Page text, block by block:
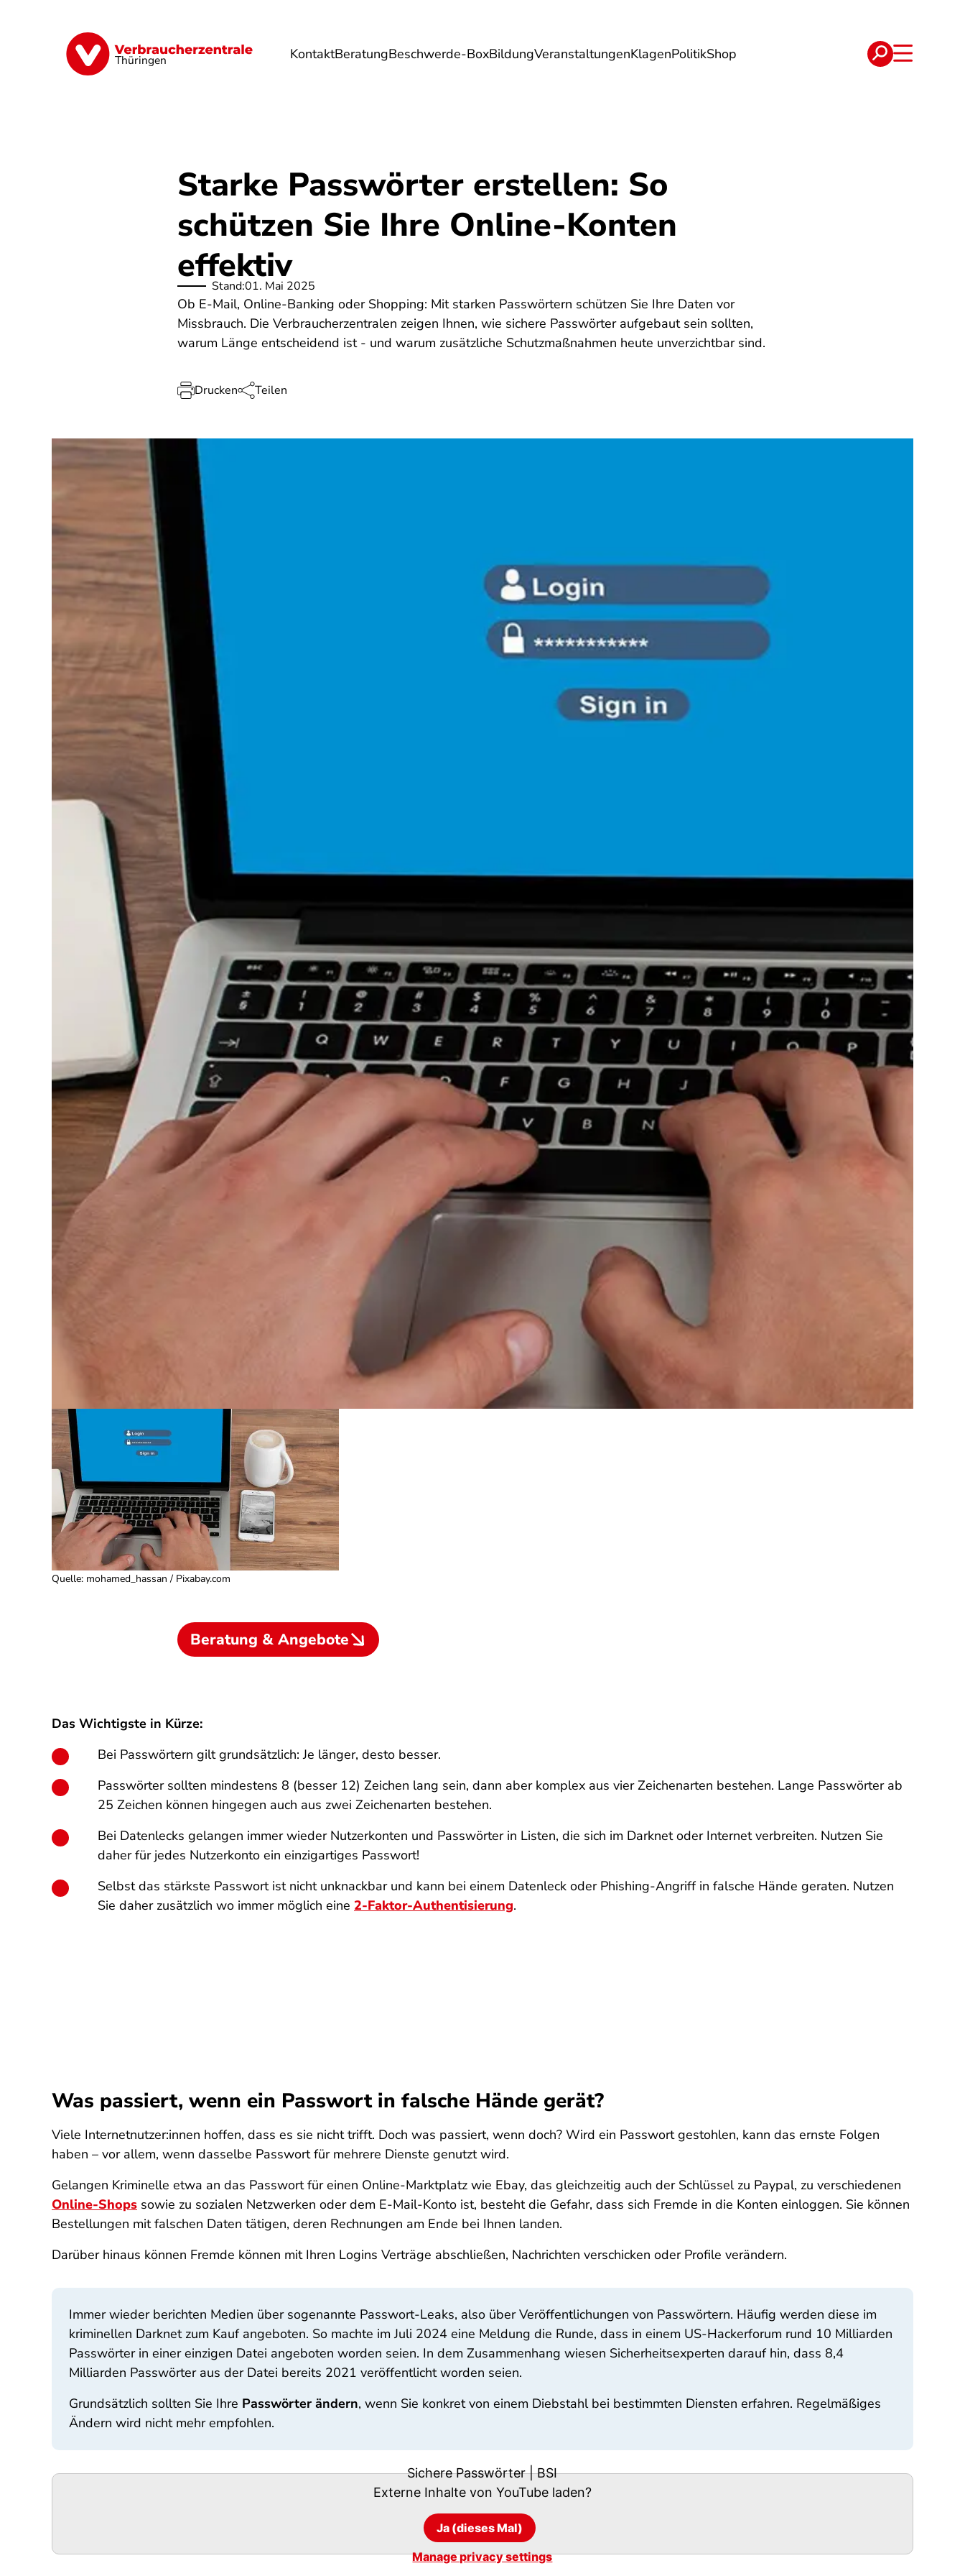
Thüringen KontaktBeratungBeschwerde-BoxBildungVeranstaltungenKlagenPolitikShop
Finanzen Digitales Lebensmittel Umwelt Gesundheit Energie Reise Verträge
Starke Passwörter erstellen: So
schützen Sie Ihre Online-Konten
effektiv
Stand:01. Mai 2025
Ob E-Mail, Online-Banking oder Shopping: Mit starken Passwörtern schützen Sie Ihre Daten vor
Missbrauch. Die Verbraucherzentralen zeigen Ihnen, wie sichere Passwörter aufgebaut sein sollten,
warum Länge entscheidend ist - und warum zusätzliche Schutzmaßnahmen heute unverzichtbar sind.
Drucken Teilen
Quelle: mohamed_hassan / Pixabay.com
Beratung & Angebote
Das Wichtigste in Kürze:
Bei Passwörtern gilt grundsätzlich: Je länger, desto besser.
Passwörter sollten mindestens 8 (besser 12) Zeichen lang sein, dann aber komplex aus vier Zeichenarten bestehen. Lange Passwörter ab
25 Zeichen können hingegen auch aus zwei Zeichenarten bestehen.
Bei Datenlecks gelangen immer wieder Nutzerkonten und Passwörter in Listen, die sich im Darknet oder Internet verbreiten. Nutzen Sie
daher für jedes Nutzerkonto ein einzigartiges Passwort!
Selbst das stärkste Passwort ist nicht unknackbar und kann bei einem Datenleck oder Phishing-Angriff in falsche Hände geraten. Nutzen
Sie daher zusätzlich wo immer möglich eine 2-Faktor-Authentisierung.
Was passiert, wenn ein Passwort in falsche Hände gerät?
Viele Internetnutzer:innen hoffen, dass es sie nicht trifft. Doch was passiert, wenn doch? Wird ein Passwort gestohlen, kann das ernste Folgen
haben – vor allem, wenn dasselbe Passwort für mehrere Dienste genutzt wird.
Gelangen Kriminelle etwa an das Passwort für einen Online-Marktplatz wie Ebay, das gleichzeitig auch der Schlüssel zu Paypal, zu verschiedenen
Online-Shops sowie zu sozialen Netzwerken oder dem E-Mail-Konto ist, besteht die Gefahr, dass sich Fremde in die Konten einloggen. Sie können
Bestellungen mit falschen Daten tätigen, deren Rechnungen am Ende bei Ihnen landen.
Darüber hinaus können Fremde können mit Ihren Logins Verträge abschließen, Nachrichten verschicken oder Profile verändern.
Immer wieder berichten Medien über sogenannte Passwort-Leaks, also über Veröffentlichungen von Passwörtern. Häufig werden diese im
kriminellen Darknet zum Kauf angeboten. So machte im Juli 2024 eine Meldung die Runde, dass in einem US-Hackerforum rund 10 Milliarden
Passwörter in einer einzigen Datei angeboten worden seien. In dem Zusammenhang wiesen Sicherheitsexperten darauf hin, dass 8,4
Milliarden Passwörter aus der Datei bereits 2021 veröffentlicht worden seien.
Grundsätzlich sollten Sie Ihre Passwörter ändern, wenn Sie konkret von einem Diebstahl bei bestimmten Diensten erfahren. Regelmäßiges
Ändern wird nicht mehr empfohlen.
Sichere Passwörter | BSI
Externe Inhalte von YouTubeladen?
Ja (dieses Mal)
Manage privacy settings